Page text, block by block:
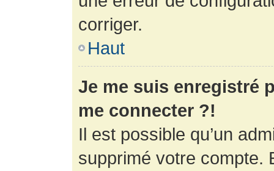
corriger.
Haut
Je me suis enregistré
me connecter ?!
Il est possible qu’un
supprimé votre compte.